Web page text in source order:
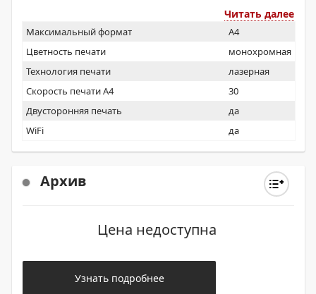
Читать далее
Максимальный формат
A4
Цветность печати
монохромная
Технология печати
лазерная
Скорость печати А4
30
Двусторонняя печать
да
WiFi
да
Архив
Цена недоступна
Узнать подробнее